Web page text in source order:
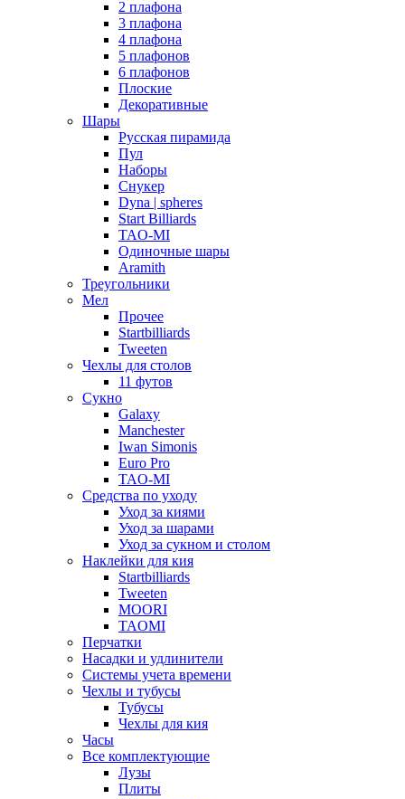
2 плафона
3 плафона
4 плафона
5 плафонов
6 плафонов
Плоские
Декоративные
Шары
Русская пирамида
Пул
Наборы
Снукер
Dyna | spheres
Start Billiards
TAO-MI
Одиночные шары
Aramith
Треугольники
Мел
Прочее
Startbilliards
Tweeten
Чехлы для столов
11 футов
Сукно
Galaxy
Manchester
Iwan Simonis
Euro Pro
TAO-MI
Средства по уходу
Уход за киями
Уход за шарами
Уход за сукном и столом
Наклейки для кия
Startbilliards
Tweeten
MOORI
TAOMI
Перчатки
Насадки и удлинители
Системы учета времени
Чехлы и тубусы
Тубусы
Чехлы для кия
Часы
Все комплектующие
Лузы
Плиты